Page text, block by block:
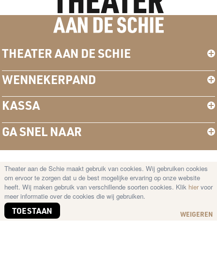
THEATER AAN DE SCHIE
WENNEKERPAND
KASSA
GA SNEL NAAR
© Copyright 2026 Theater aan de Schie —
Disclaimer–Cookies– Privacy Statement
Theater aan de Schie maakt gebruik van cookies. Wij gebruiken cookies
om ervoor te zorgen dat u de best mogelijke ervaring op onze website
heeft. Wij maken gebruik van verschillende soorten cookies. Klik hiervoor
meer informatie over de cookies die wij gebruiken.
TOESTAAN WEIGEREN